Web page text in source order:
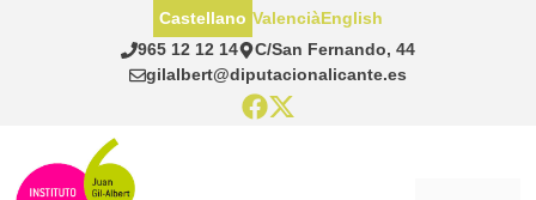
965 12 12 14
C/San Fernando, 44
gilalbert@diputacionalicante.es
Castellano ValenciàEnglish